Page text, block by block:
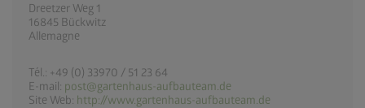
Dreetzer Weg 1
16845 Bückwitz
Allemagne
Tél.: +49 (0) 33970 / 51 23 64
E-mail: post@gartenhaus-aufbauteam.de
Site Web: http://www.gartenhaus-aufbauteam.de